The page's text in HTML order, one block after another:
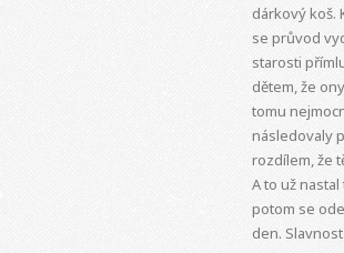
dárkový koš.
se průvod
starosti
dětem, že
tomu
následovaly
rozdílem, že
A to už
potom se
den.